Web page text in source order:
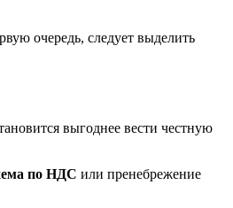
очередь, следует выделить
выгоднее вести честную
по НДС или пренебрежение